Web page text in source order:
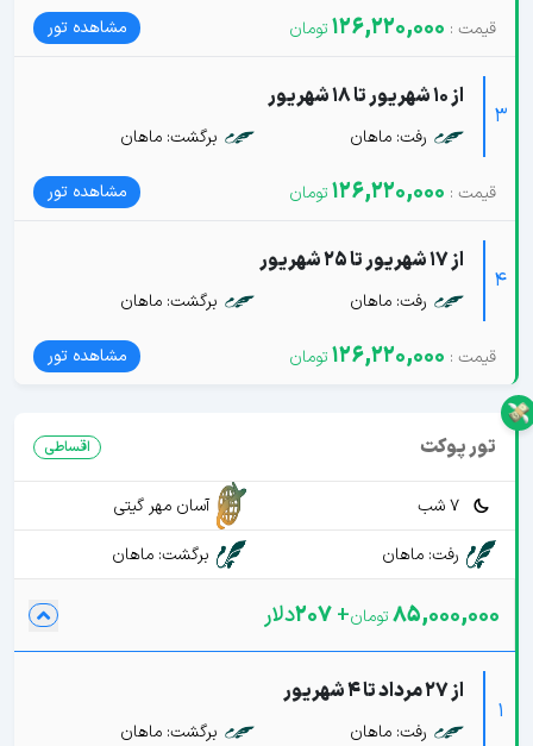
126,220,000 مشاهده تور
3
از 10 شهریور تا 18 شهریور
رفت: ماهان برگشت: ماهان
126,220,000 مشاهده تور
4
از 17 شهریور تا 25 شهریور
رفت: ماهان برگشت: ماهان
126,220,000 مشاهده تور
تور پوکت اقساطی
7 شب
آسان مهر گیتی
رفت: ماهان
برگشت: ماهان
85,000,000
+
207دلار
1
از 27 مرداد تا 4 شهریور
رفت: ماهان برگشت: ماهان